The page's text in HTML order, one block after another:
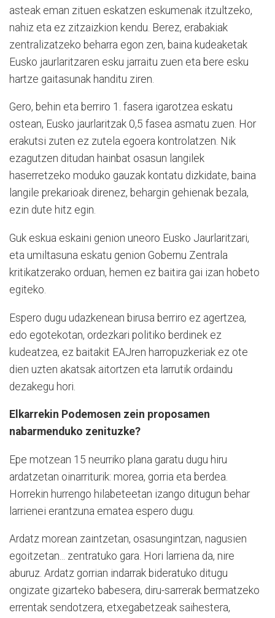
asteak eman zituen eskatzen eskumenak itzultzeko,
nahiz eta ez zitzaizkion kendu. Berez, erabakiak
zentralizatzeko beharra egon zen, baina kudeaketak
Eusko jaurlaritzaren esku jarraitu zuen eta bere esku
hartze gaitasunak handitu ziren.
Gero, behin eta berriro 1. fasera igarotzea eskatu
ostean, Eusko jaurlaritzak 0,5 fasea asmatu zuen. Hor
erakutsi zuten ez zutela egoera kontrolatzen. Nik
ezagutzen ditudan hainbat osasun langilek
haserretzeko moduko gauzak kontatu dizkidate, baina
langile prekarioak direnez, behargin gehienak bezala,
ezin dute hitz egin.
Guk eskua eskaini genion uneoro Eusko Jaurlaritzari,
eta umiltasuna eskatu genion Gobernu Zentrala
kritikatzerako orduan, hemen ez baitira gai izan hobeto
egiteko.
Espero dugu udazkenean birusa berriro ez agertzea,
edo egotekotan, ordezkari politiko berdinek ez
kudeatzea, ez baitakit EAJren harropuzkeriak ez ote
dien uzten akatsak aitortzen eta larrutik ordaindu
dezakegu hori.
Elkarrekin Podemosen zein proposamen
nabarmenduko zenituzke?
Epe motzean 15 neurriko plana garatu dugu hiru
ardatzetan oinarriturik: morea, gorria eta berdea.
Horrekin hurrengo hilabeteetan izango ditugun behar
larrienei erantzuna ematea espero dugu.
Ardatz morean zaintzetan, osasungintzan, nagusien
egoitzetan... zentratuko gara. Hori larriena da, nire
aburuz. Ardatz gorrian indarrak bideratuko ditugu
ongizate gizarteko babesera, diru-sarrerak bermatzeko
errentak sendotzera, etxegabetzeak saihestera,